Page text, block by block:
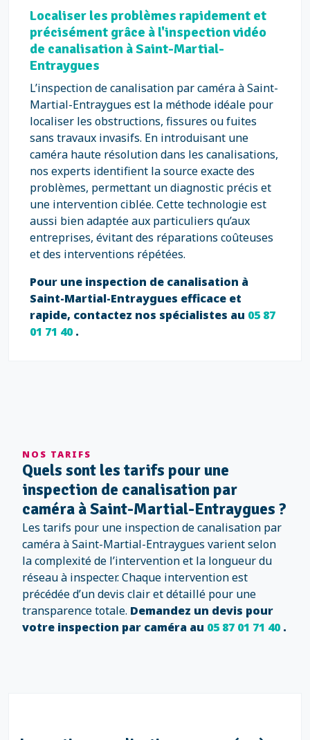
Localiser les problèmes rapidement et
précisément grâce à l'inspection vidéo
de canalisation à Saint-Martial-
Entraygues
L’inspection de canalisation par caméra à Saint-
Martial-Entraygues est la méthode idéale pour
localiser les obstructions, fissures ou fuites
sans travaux invasifs. En introduisant une
caméra haute résolution dans les canalisations,
nos experts identifient la source exacte des
problèmes, permettant un diagnostic précis et
une intervention ciblée. Cette technologie est
aussi bien adaptée aux particuliers qu’aux
entreprises, évitant des réparations coûteuses
et des interventions répétées.
Pour une inspection de canalisation à
Saint-Martial-Entraygues efficace et
rapide, contactez nos spécialistes au 05 87
01 71 40.
NOS TARIFS
Quels sont les tarifs pour une
inspection de canalisation par
caméra à Saint-Martial-Entraygues ?
Les tarifs pour une inspection de canalisation par
caméra à Saint-Martial-Entraygues varient selon
la complexité de l’intervention et la longueur du
réseau à inspecter. Chaque intervention est
précédée d’un devis clair et détaillé pour une
transparence totale. Demandez un devis pour
votre inspection par caméra au 05 87 01 71 40.